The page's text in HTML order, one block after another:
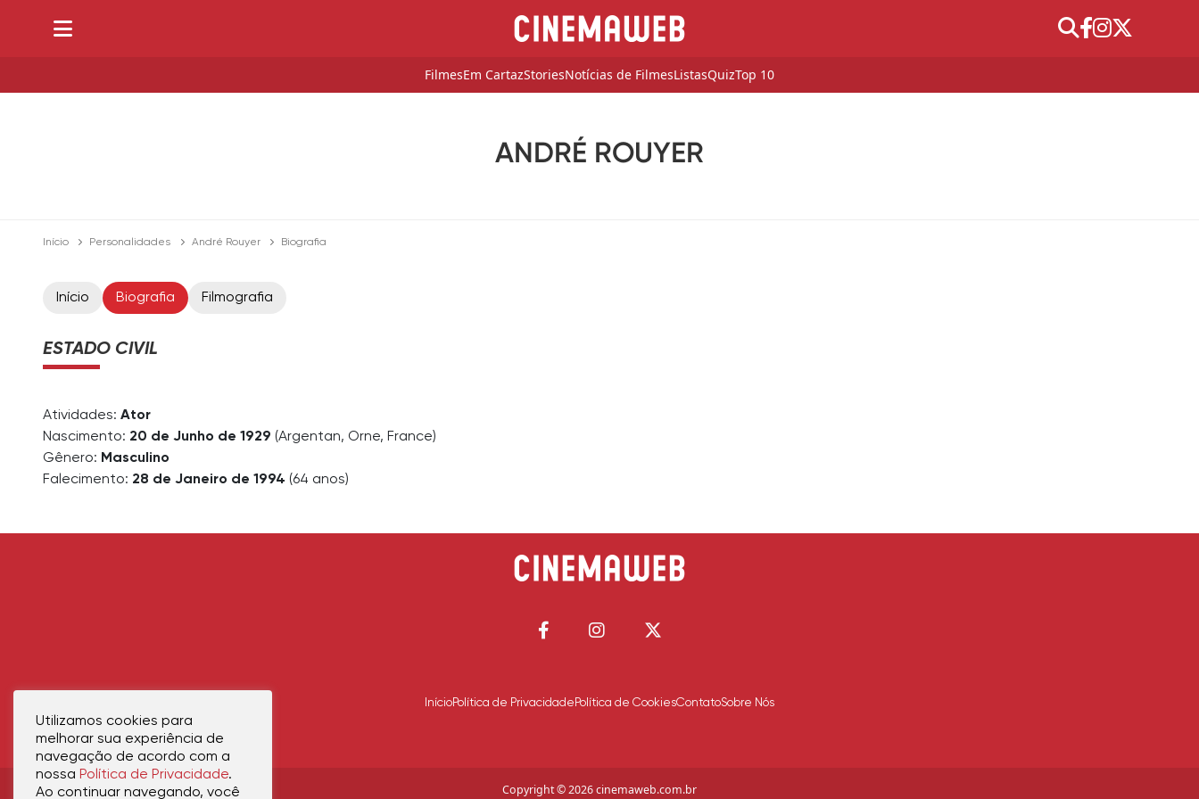
FilmesEm CartazStoriesNotícias de FilmesListasQuizTop 10
ANDRÉ ROUYER
Início Personalidades André Rouyer Biografia
Início Biografia Filmografia
ESTADO CIVIL
Atividades: Ator
Nascimento: 20 de Junho de 1929 (Argentan, Orne, France)
Gênero: Masculino
Falecimento: 28 de Janeiro de 1994 (64 anos)
InícioPolítica de Privacidade Política de CookiesContatoSobre Nós
Copyright © 2026 cinemaweb.com.br
Utilizamos cookies para
melhorar sua experiência de
navegação de acordo com a
nossa Política de Privacidade.
Ao continuar navegando, você